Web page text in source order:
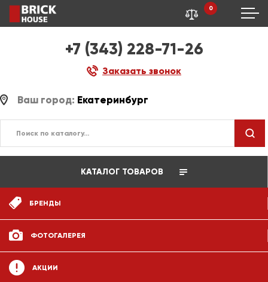
+7 (343) 228-71-26
Заказать звонок
0
Ваш город: Екатеринбург
КАТАЛОГ ТОВАРОВ
БРЕНДЫ
ФОТОГАЛЕРЕЯ
АКЦИИ